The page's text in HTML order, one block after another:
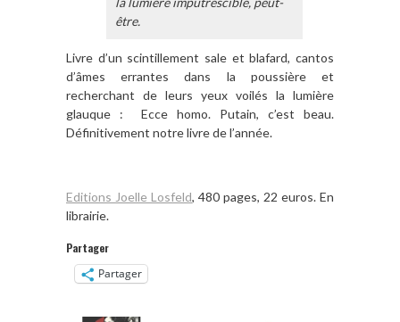
être.
Livre d’un scintillement sale et blafard, cantos
d’âmes errantes dans la poussière et
recherchant de leurs yeux voilés la lumière
glauque : Ecce homo. Putain, c’est beau.
Définitivement notre livre de l’année.
Editions Joelle Losfeld, 480 pages, 22 euros. En
librairie.
Partager
Partager